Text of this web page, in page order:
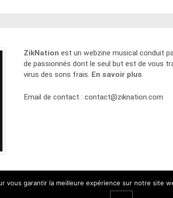
ZikNation est un webzine musical conduit
de passionnés dont le seul but est de vous
virus des sons frais. En savoir plus.
Email de contact :contact@ziknation.com
vous garantir la meilleure expérience sur notre site